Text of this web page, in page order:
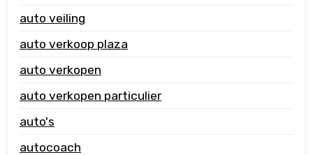
auto veiling
auto verkoop plaza
auto verkopen
auto verkopen particulier
auto's
autocoach